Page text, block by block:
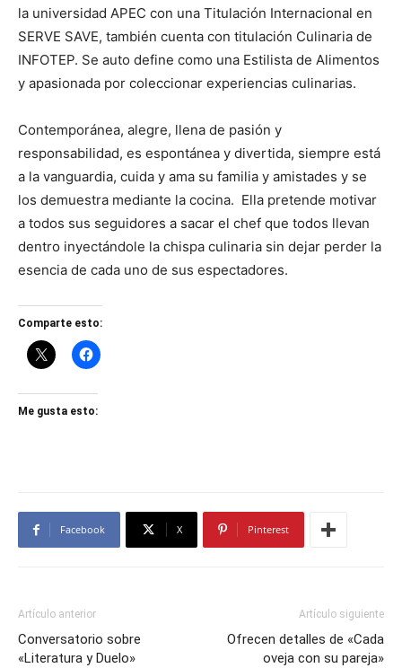
la universidad APEC con una Titulación Internacional en
SERVE SAVE, también cuenta con titulación Culinaria de
INFOTEP. Se auto define como una Estilista de Alimentos
y apasionada por coleccionar experiencias culinarias.
Contemporánea, alegre, llena de pasión y
responsabilidad, es espontánea y divertida, siempre está
a la vanguardia, cuida y ama su familia y amistades y se
los demuestra mediante la cocina. Ella pretende motivar
a todos sus seguidores a sacar el chef que todos llevan
dentro inyectándole la chispa culinaria sin dejar perder la
esencia de cada uno de sus espectadores.
Comparte esto:
Me gusta esto:
Facebook X Pinterest
Artículo anterior
Conversatorio sobre
«Literatura y Duelo»
Artículo siguiente
Ofrecen detalles de «Cada
oveja con su pareja»